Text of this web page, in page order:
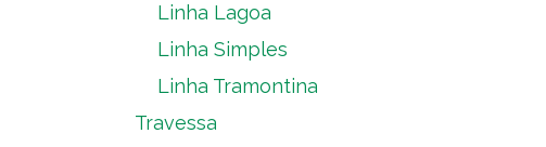
Linha Lagoa
Linha Simples
Linha Tramontina
Travessa